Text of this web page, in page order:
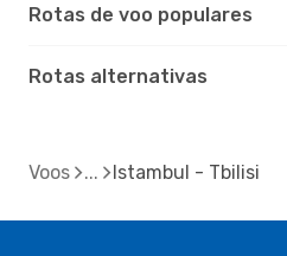
Rotas de voo populares
Rotas alternativas
Voos Istambul - Tbilisi